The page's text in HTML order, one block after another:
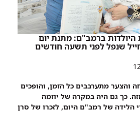
ברמב"ם: מתנת יום
שנפל לפני תשעה חודשים
והצער מתערבבים כל הזמן, והופכים
כך גם היה במקרה של יוזמה
הלידה של רמב"ם היום, לזכרו של סרן